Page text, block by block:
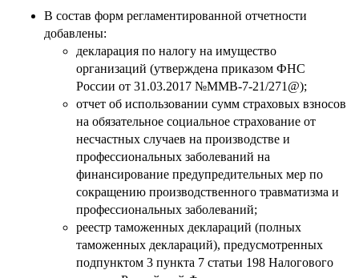
В состав форм регламентированной отчетности
добавлены:
декларация по налогу на имущество
организаций (утверждена приказом ФНС
России от 31.03.2017 №ММВ-7-21/271@);
отчет об использовании сумм страховых взносов
на обязательное социальное страхование от
несчастных случаев на производстве и
профессиональных заболеваний на
финансирование предупредительных мер по
сокращению производственного травматизма и
профессиональных заболеваний;
реестр таможенных деклараций (полных
таможенных деклараций), предусмотренных
подпунктом 3 пункта 7 статьи 198 Налогового